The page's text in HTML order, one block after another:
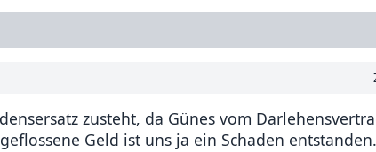
zusteht, da Günes vom
Geld ist uns ja ein Schaden entstanden.